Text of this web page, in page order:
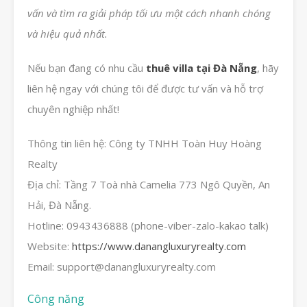
vấn và tìm ra giải pháp tối ưu một cách nhanh chóng
và hiệu quả nhất.
Nếu bạn đang có nhu cầu thuê villa tại Đà Nẵng, hãy
liên hệ ngay với chúng tôi để được tư vấn và hỗ trợ
chuyên nghiệp nhất!
Thông tin liên hệ: Công ty TNHH Toàn Huy Hoàng
Realty
Địa chỉ: Tầng 7 Toà nhà Camelia 773 Ngô Quyền, An
Hải, Đà Nẵng.
Hotline: 0943436888 (phone-viber-zalo-kakao talk)
Website: https://www.danangluxuryrealty.com
Email: support@danangluxuryrealty.com
Công năng